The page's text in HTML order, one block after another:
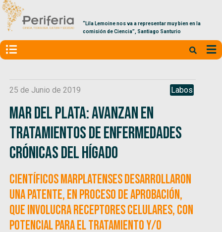
“Lila Lemoine nos va a representar muy bien en la
comisión de Ciencia”, Santiago Santurio
25 de Junio de 2019 Labos
Mar del Plata: avanzan en
tratamientos de enfermedades
crónicas del hígado
Científicos marplatenses desarrollaron
una patente, en proceso de aprobación,
que involucra receptores celulares, con
potencial para el tratamiento y/o